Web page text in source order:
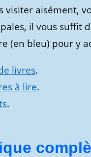
visiter aisément,
il vous suffit
(en bleu) pour y
livres.
à lire.
.